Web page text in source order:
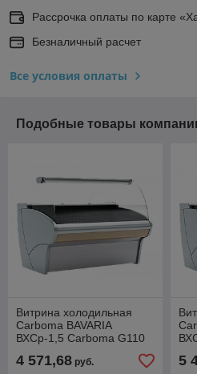
Рассрочка оплаты по карте
Безналичный расчет
Все условия оплаты
Подобные товары
Витрина холодильная
Carboma BAVARIA
ВХСр-1,5 Carboma G110
(динамика) (G110 VV 1,5-
1)
4 571,68 руб.
1)
5